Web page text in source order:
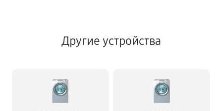
Другие устройства